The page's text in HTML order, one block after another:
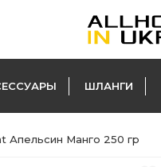
ШЛАНГИ
Апельсин Манго 250 гр